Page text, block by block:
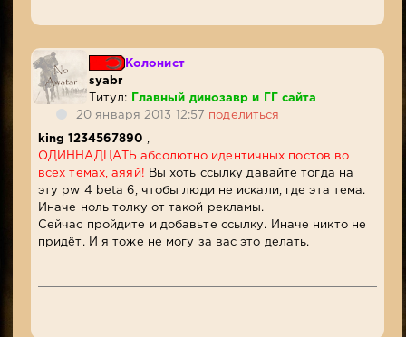
Колонист
syabr
Титул:
Главный динозавр и ГГ сайта
20 января 2013 12:57 поделиться
king 1234567890 ,
ОДИННАДЦАТЬ абсолютно идентичных постов во
всех темах, аяяй! Вы хоть ссылку давайте тогда на
эту pw 4 beta 6, чтобы люди не искали, где эта тема.
Иначе ноль толку от такой рекламы.
Сейчас пройдите и добавьте ссылку. Иначе никто не
придёт. И я тоже не могу за вас это делать.